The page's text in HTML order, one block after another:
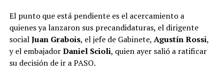
El punto que está pendiente es el acercamiento a
quienes ya lanzaron sus precandidaturas, el dirigente
socialJuan Grabois, el jefe de Gabinete, Agustín Rossi,
y el embajadorDaniel Scioli, quien ayer salió a ratificar
su decisión de ir a PASO.